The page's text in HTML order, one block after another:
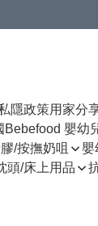
隱政策用家分
Bebefood 嬰幼
/按撫奶咀 嬰
頭/床上用品